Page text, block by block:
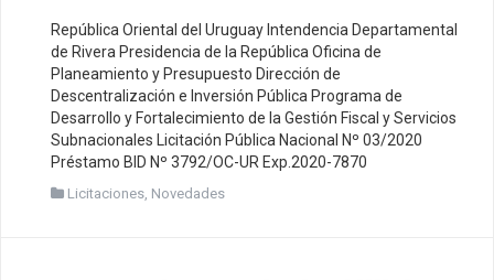
República Oriental del Uruguay Intendencia Departamental
de Rivera Presidencia de la República Oficina de
Planeamiento y Presupuesto Dirección de
Descentralización e Inversión Pública Programa de
Desarrollo y Fortalecimiento de la Gestión Fiscal y Servicios
Subnacionales Licitación Pública Nacional Nº 03/2020
Préstamo BID Nº 3792/OC-UR Exp.2020-7870
Licitaciones Novedades